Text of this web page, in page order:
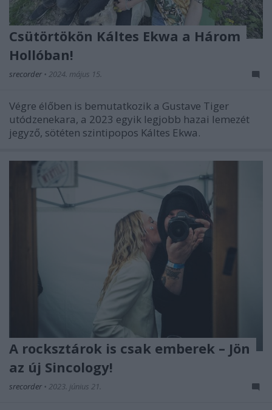
Csütörtökön Káltes Ekwa a Három
Hollóban!
srecorder • 2024. május 15.
Végre élőben is bemutatkozik a Gustave Tiger
utódzenekara, a 2023 egyik legjobb hazai lemezét
jegyző, sötéten szintipopos Káltes Ekwa.
A rocksztárok is csak emberek – Jön
az új Sincology!
srecorder • 2023. június 21.